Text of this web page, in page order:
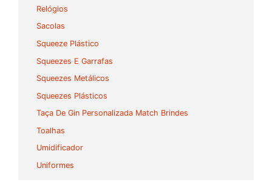
Relógios
Sacolas
Squeeze Plástico
Squeezes E Garrafas
Squeezes Metálicos
Squeezes Plásticos
Taça De Gin Personalizada Match Brindes
Toalhas
Umidificador
Uniformes